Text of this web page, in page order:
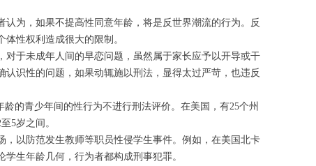
为，如果不提高性同意年龄，将是反世界潮流的行为。反
性权利造成很大的限制。
于未成年人间的早恋问题，虽然属于家长应予以开导或干
识性的问题，如果动辄施以刑法，显得太过严苛，也违反
的青少年间的性行为不进行刑法评价。在美国，有25个州
5岁之间。
以防范发生教师等职员性侵学生事件。例如，在美国北卡
生年龄几何，行为者都构成刑事犯罪。